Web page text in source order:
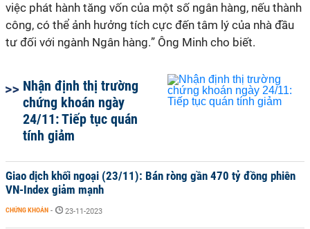
việc phát hành tăng vốn của một số ngân hàng, nếu thành
công, có thể ảnh hưởng tích cực đến tâm lý của nhà đầu
tư đối với ngành Ngân hàng.” Ông Minh cho biết.
Nhận định thị trường
chứng khoán ngày
24/11: Tiếp tục quán
tính giảm
Giao dịch khối ngoại (23/11): Bán ròng gần 470 tỷ đồng phiên
VN-Index giảm mạnh
CHỨNG KHOÁN - 23-11-2023